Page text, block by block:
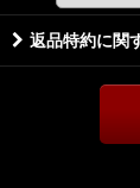
返品特約に関